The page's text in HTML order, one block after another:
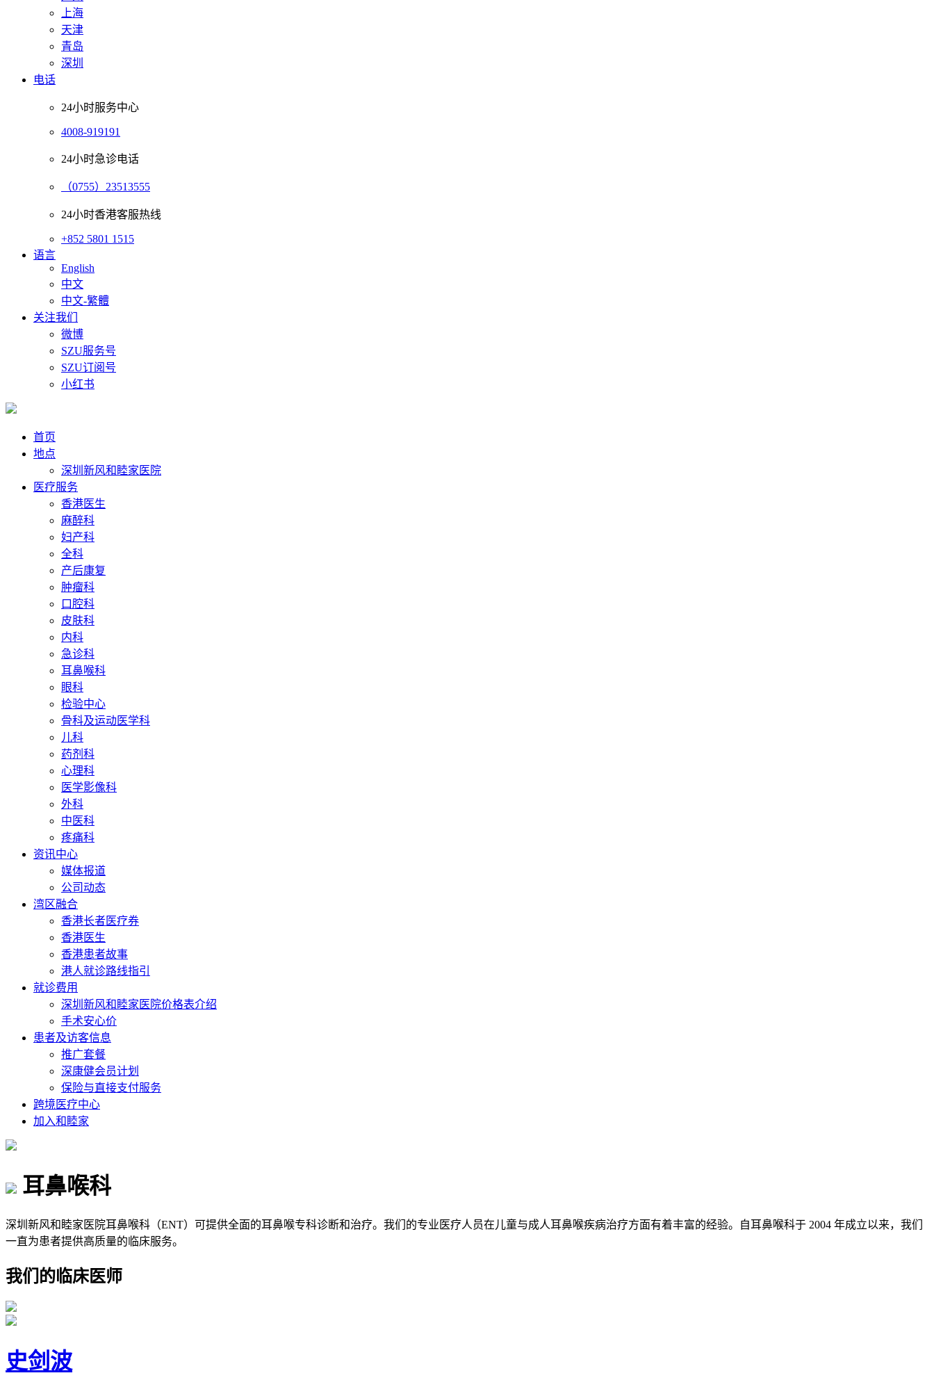
上海
天津
青岛
深圳
电话
24小时服务中心
4008-919191
24小时急诊电话
（0755）23513555
24小时香港客服热线
+852 5801 1515
语言
English
中文
中文-繁體
关注我们
微博
SZU服务号
SZU订阅号
小红书
首页
地点
深圳新风和睦家医院
医疗服务
香港医生
麻醉科
妇产科
全科
产后康复
肿瘤科
口腔科
皮肤科
内科
急诊科
耳鼻喉科
眼科
检验中心
骨科及运动医学科
儿科
药剂科
心理科
医学影像科
外科
中医科
疼痛科
资讯中心
媒体报道
公司动态
湾区融合
香港长者医疗券
香港医生
香港患者故事
港人就诊路线指引
就诊费用
深圳新风和睦家医院价格表介绍
手术安心价
患者及访客信息
推广套餐
深康健会员计划
保险与直接支付服务
跨境医疗中心
加入和睦家
耳鼻喉科
深圳新风和睦家医院耳鼻喉科（ENT）可提供全面的耳鼻喉专科诊断和治疗。我们的专业医疗人员在儿童与成人耳鼻喉疾病治疗方面有着丰富的经验。自耳鼻喉科于 2004 年成立以来，我们
一直为患者提供高质量的临床服务。
我们的临床医师
史剑波